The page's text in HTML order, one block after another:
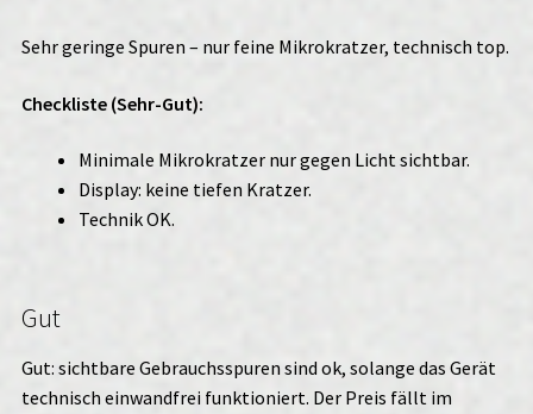
Sehr geringe Spuren – nur feine Mikrokratzer, technisch top.
Checkliste (Sehr-Gut):
Minimale Mikrokratzer nur gegen Licht sichtbar.
Display: keine tiefen Kratzer.
Technik OK.
Gut
Gut: sichtbare Gebrauchsspuren sind ok, solange das Gerät
technisch einwandfrei funktioniert. Der Preis fällt im